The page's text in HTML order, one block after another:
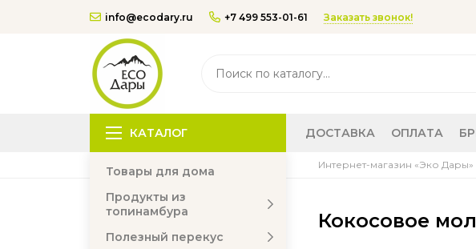
info@ecodary.ru +7 499 553-01-61 Заказать звонок!
КАТАЛОГ ДОСТАВКА ОПЛАТА
Интернет-магазин «Эко Дары»
Товары для дома
Продукты из
топинамбура
Полезный перекус
Кокосовое